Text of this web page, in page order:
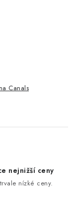
Canals
nejnižší ceny
nízké ceny.